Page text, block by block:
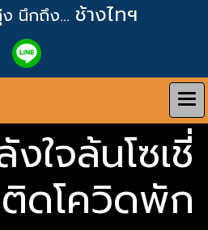
นึกถึง... ช้างไทฯ
ใจล้นโซเชี่
ดโควิดพัก